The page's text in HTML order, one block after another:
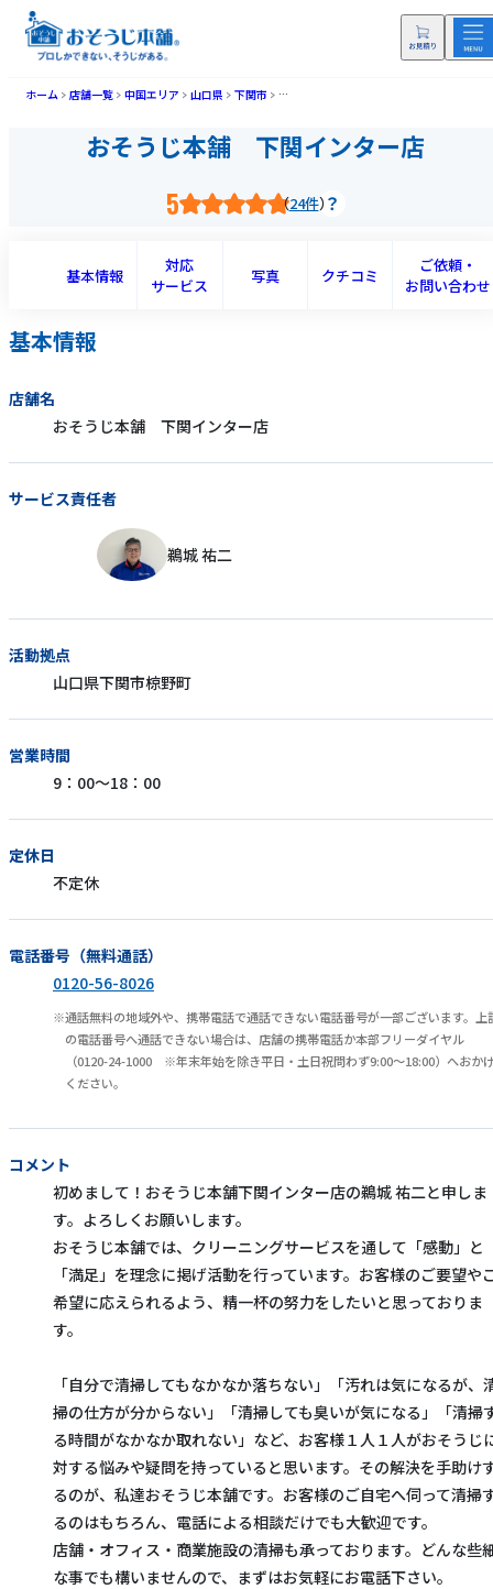
ホーム 店舗一覧 中国エリア 山口県 下関市 おそうじ本舗 下関インター店(シモノセ
おそうじ本舗 下関インター店
5 24件
基本情報
対応
サービス
写真 クチコミ
ご依頼・
お問い合わせ
基本情報
店舗名
おそうじ本舗 下関インター店
サービス責任者
鵜城 祐二
活動拠点
山口県下関市椋野町
営業時間
9：00～18：00
定休日
不定休
電話番号（無料通話）
0120-56-8026
通話無料の地域外や、携帯電話で通話できない電話番号が一部ございます。上
の電話番号へ通話できない場合は、店舗の携帯電話か本部フリーダイヤル
（0120-24-1000 ※年末年始を除き平日・土日祝問わず9:00～18:00）へおか
ください。
コメント
初めまして！おそうじ本舗下関インター店の鵜城 祐二と申しま
す。よろしくお願いします。
おそうじ本舗では、クリーニングサービスを通して「感動」と
「満足」を理念に掲げ活動を行っています。お客様のご要望や
希望に応えられるよう、精一杯の努力をしたいと思っておりま
す。
「自分で清掃してもなかなか落ちない」「汚れは気になるが、
掃の仕方が分からない」「清掃しても臭いが気になる」「清掃
る時間がなかなか取れない」など、お客様１人１人がおそうじ
対する悩みや疑問を持っていると思います。その解決を手助け
るのが、私達おそうじ本舗です。お客様のご自宅へ伺って清掃
るのはもちろん、電話による相談だけでも大歓迎です。
店舗・オフィス・商業施設の清掃も承っております。どんな些
な事でも構いませんので、まずはお気軽にお電話下さい。